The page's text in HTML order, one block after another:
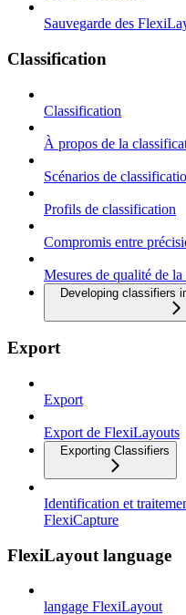
Sauvegarde des
Classification
Classification
À propos de la
Scénarios de
Profils de classification
Compromis entre
Mesures de qualité de
Developing classifiers
Export
Export
Export de FlexiLayouts
Exporting Classifiers
Identification et
FlexiCapture
FlexiLayout language
langage FlexiLayout